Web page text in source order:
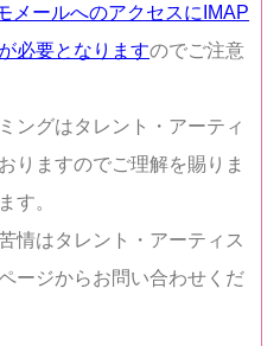
メールへのアクセスにIMAP
必要となりますのでご注意
ングはタレント・アーティ
りますのでご理解を賜りま
す。
情はタレント・アーティス
ージからお問い合わせくだ